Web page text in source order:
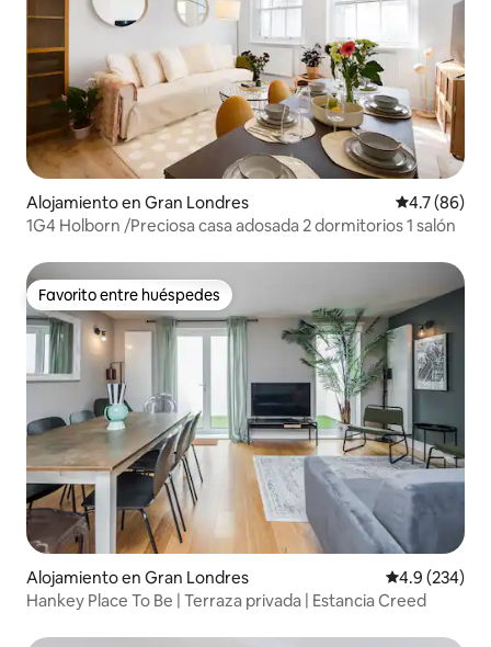
Alojamiento en Gran Londres Calificación
4.7 (86)
1G4 Holborn /Preciosa casa adosada 2 dormitorios 1 salón
Favorito entre huéspedes
Favorito entre huéspedes
Alojamiento en Gran Londres Calificación
4.9 (234)
Hankey Place To Be | Terraza privada | Estancia Creed